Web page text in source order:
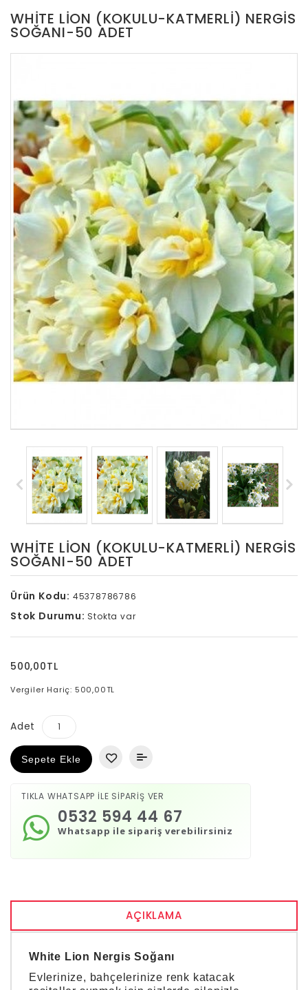
WHITE LION (KOKULU-KATMERLI) NERGIS
SOĞANI-50 ADET
WHITE LION (KOKULU-KATMERLI) NERGIS
SOĞANI-50 ADET
Ürün Kodu: 45378786786
Stok Durumu: Stokta var
500,00TL
Vergiler Hariç: 500,00TL
Adet
Sepete Ekle
TIKLA WHATSAPP İLE SİPARİŞ VER
Whatsapp ile sipariş verebilirsiniz
0532 594 44 67
AÇIKLAMA
White Lion Nergis Soğanı
Evlerinize, bahçelerinize renk katacak